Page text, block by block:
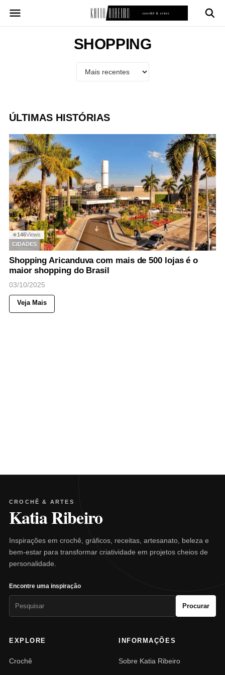
para
SHOPPING
ÚLTIMAS HISTÓRIAS
◉146Views
CIDADES
Shopping Aricanduva com mais de 500 lojas é o
maior shopping do Brasil
03/10/2025
Veja Mais
CROCHÊ & ARTES
Katia Ribeiro
Inspirações em crochê, gráficos, receitas, artesanato, beleza e
bem-estar para transformar criatividade em projetos cheios de
personalidade.
Encontre uma inspiração
Procurar
EXPLORE
Crochê
INFORMAÇÕES
Sobre Katia Ribeiro